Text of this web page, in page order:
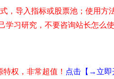
习研究，不要咨询站长怎么使
权，非常超值！ 点击【→立即